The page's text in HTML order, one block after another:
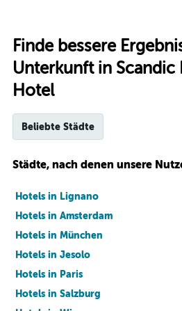
Finde bessere
Unterkunft in Scandic
Hotel
Beliebte Städte
Städte, nach denen unsere
Hotels in Lignano
Hotels in Amsterdam
Hotels in München
Hotels in Jesolo
Hotels in Paris
Hotels in Salzburg